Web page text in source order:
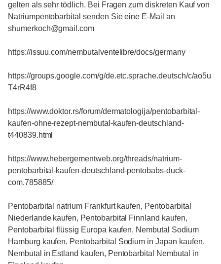
gelten als sehr tödlich. Bei Fragen zum diskreten Kauf von
Natriumpentobarbital senden Sie eine E-Mail an
shumerkoch@gmail.com
https://issuu.com/nembutalventelibre/docs/germany
https://groups.google.com/g/de.etc.sprache.deutsch/c/ao5u
T4rR4f8
https://www.doktor.rs/forum/dermatologija/pentobarbital-
kaufen-ohne-rezept-nembutal-kaufen-deutschland-
t440839.html
https://www.hebergementweb.org/threads/natrium-
pentobarbital-kaufen-deutschland-pentobabs-duck-
com.785885/
Pentobarbital natrium Frankfurt kaufen, Pentobarbital
Niederlande kaufen, Pentobarbital Finnland kaufen,
Pentobarbital flüssig Europa kaufen, Nembutal Sodium
Hamburg kaufen, Pentobarbital Sodium in Japan kaufen,
Nembutal in Estland kaufen, Pentobarbital Nembutal in